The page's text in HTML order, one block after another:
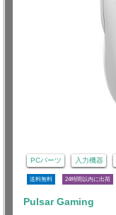
PCパーツ 入力機器
送料無料 24時間以内に出荷
Pulsar Gaming